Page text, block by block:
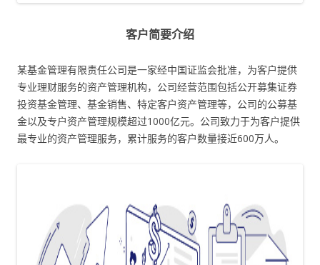
客户简要介绍
某基金管理有限责任公司是一家经中国证监会批准，为客户提供
专业理财服务的资产管理机构，公司经营范围包括公开募集证券
投资基金管理、基金销售、特定客户资产管理等，公司的公募基
金以及专户资产管理规模超过1000亿元。公司致力于为客户提供
最专业的资产管理服务，累计服务的客户数量接近600万人。